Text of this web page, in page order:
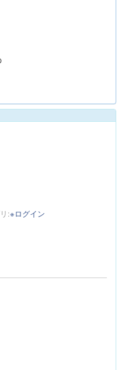
:※ログイン